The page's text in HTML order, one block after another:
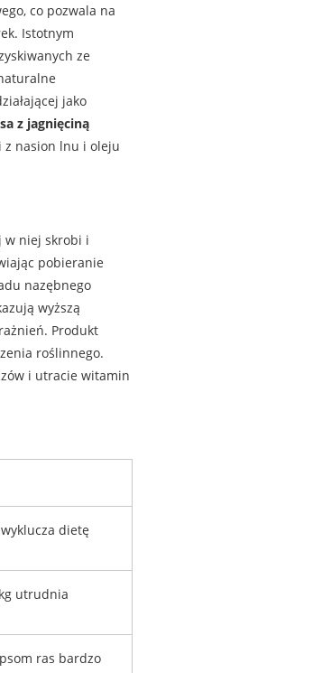
co pozwala na
Istotnym
ze
jako
z jagnięciną
z nasion lnu i oleju
w niej skrobi i
pobieranie
nazębnego
wyższą
Produkt
roślinnego.
i utracie witamin
dietę
utrudnia
ras bardzo